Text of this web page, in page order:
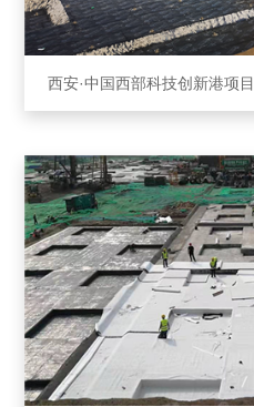
西安·中国西部科技创新港项⽬